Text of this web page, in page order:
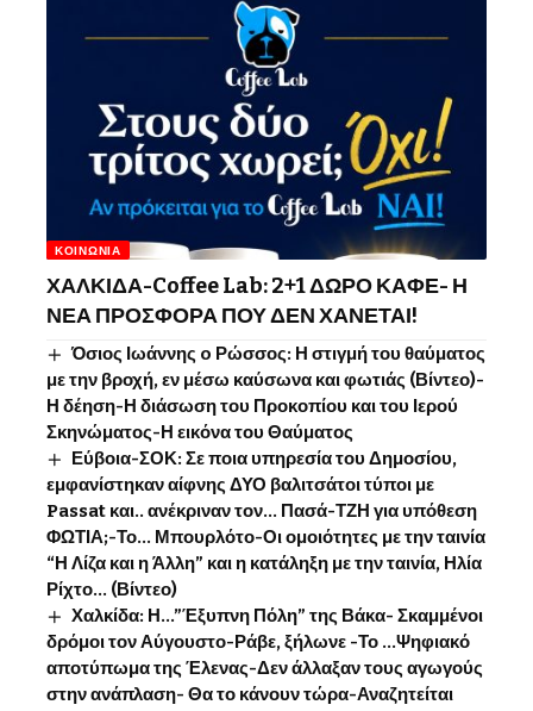
ΚΟΙΝΩΝΊΑ
ΧΑΛΚΙΔΑ-Coffee Lab: 2+1 ΔΩΡΟ ΚΑΦΕ- Η
ΝΕΑ ΠΡΟΣΦΟΡΑ ΠΟΥ ΔΕΝ ΧΑΝΕΤΑΙ!
Όσιος Ιωάννης o Ρώσσος: Η στιγμή του θαύματος
με την βροχή, εν μέσω καύσωνα και φωτιάς (Βίντεο)-
Η δέηση-Η διάσωση του Προκοπίου και του Ιερού
Σκηνώματος-Η εικόνα του Θαύματος
Εύβοια-ΣΟΚ: Σε ποια υπηρεσία του Δημοσίου,
εμφανίστηκαν αίφνης ΔΥΟ βαλιτσάτοι τύποι με
Passat και.. ανέκριναν τον… Πασά-ΤΖΗ για υπόθεση
ΦΩΤΙΑ;-Το… Μπουρλότο-Οι ομοιότητες με την ταινία
“Η Λίζα και η Άλλη” και η κατάληξη με την ταινία, Ηλία
Ρίχτο… (Βίντεο)
Χαλκίδα: Η…”Έξυπνη Πόλη” της Βάκα- Σκαμμένοι
δρόμοι τον Αύγουστο-Ράβε, ξήλωνε -Το …Ψηφιακό
αποτύπωμα της Έλενας-Δεν άλλαξαν τους αγωγούς
στην ανάπλαση- Θα το κάνουν τώρα-Αναζητείται